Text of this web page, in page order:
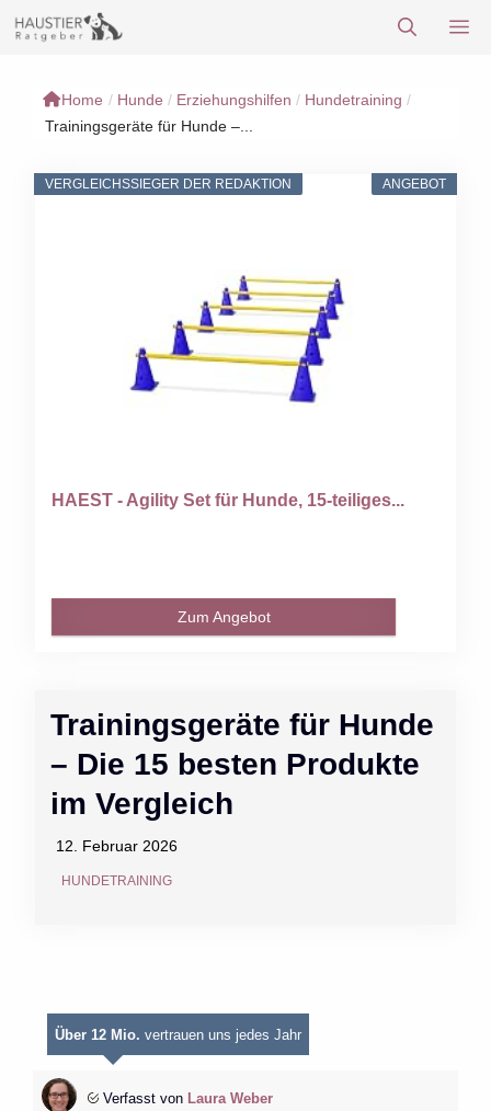
Inhalt
Home / Hunde / Erziehungshilfen / Hundetraining /
Trainingsgeräte für Hunde –...
Trainingsgeräte für Hunde
– Die 15 besten Produkte
im Vergleich
12. Februar 2026
HUNDETRAINING
ANGEBOT
VERGLEICHSSIEGER DER REDAKTION
HAEST - Agility Set für Hunde, 15-teiliges...
Zum Angebot
Über 12 Mio. vertrauen uns jedes Jahr
Verfasst von Laura Weber